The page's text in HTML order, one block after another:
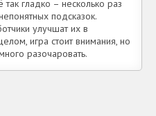
так гладко – несколько раз
подсказок.
улучшат их в
игра стоит внимания, но
разочаровать.